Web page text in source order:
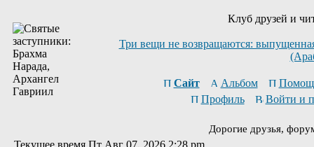
Клуб друзей и
Три вещи не возвращаются:
Сайт Альбом
Профиль
Войти и
Дорогие друзья,
Текущее время Пт Авг 07, 2026 2:28 pm